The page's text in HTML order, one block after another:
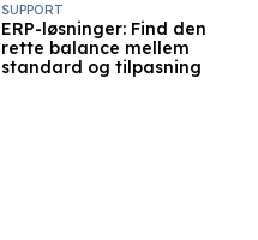
ERP-løsninger: Find den
rette balance mellem
standard og tilpasning
SUPPORT